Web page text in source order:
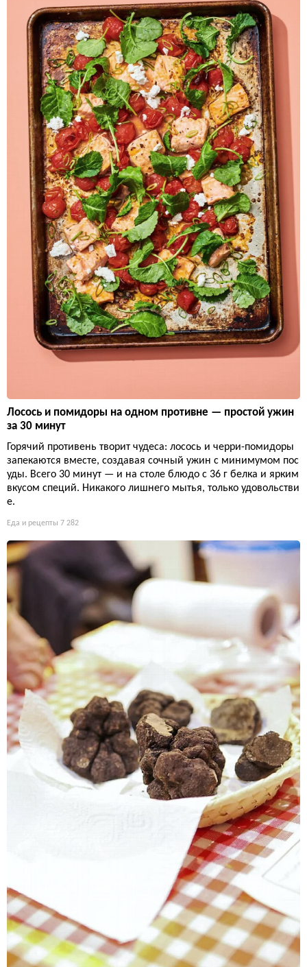
Лосось и помидоры на одном противне — простой ужин
за 30 минут
Горячий противень творит чудеса: лосось и черри-помидоры
запекаются вместе, создавая сочный ужин с минимумом пос
уды. Всего 30 минут — и на столе блюдо с 36 г белка и ярким
вкусом специй. Никакого лишнего мытья, только удовольстви
е.
Еда и рецепты 7 282